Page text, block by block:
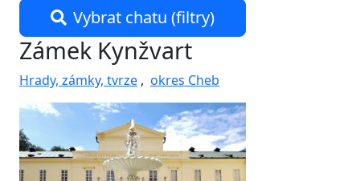
Vybrat chatu (filtry)
Zámek Kynžvart
Hrady, zámky, tvrze , okres Cheb